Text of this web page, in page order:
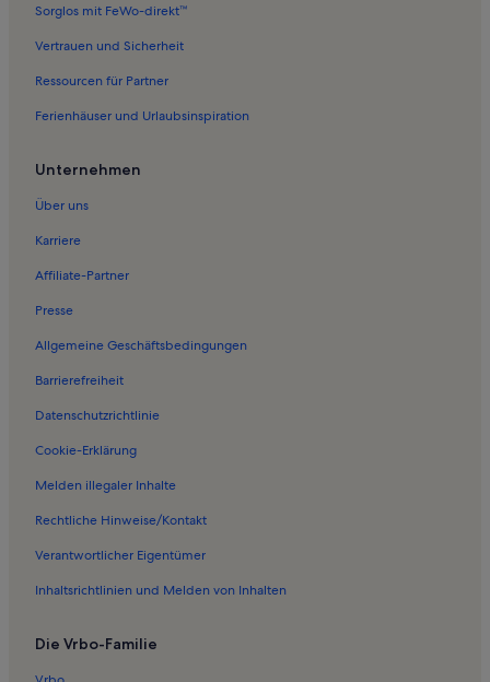
Ferienunterkünfte nahe Lauterbach
Ferienwohnungen in Theater Putbus
Ferienwohnungen in Ostseebad Baabe
Ferienwohnungen in Lauterbach
Ferienwohnungen in Siggermow
Ferienwohnungen in Gremmin
Ferienwohnungen in Freetz
Ferienwohnungen in Orangerie Putbus
Ferienwohnungen in Pirateninsel Rügen
Ferienwohnungen in Wreechen
Ferienwohnungen in Rügen
Ferienwohnungen in Neuendorf
Haustierfreundliche Ferienunterkünfte in Ralswiek
Sorglos mit FeWo-direkt™
Vertrauen und Sicherheit
Ressourcen für Partner
Ferienhäuser und Urlaubsinspiration
Unternehmen
Über uns
Karriere
Affiliate-Partner
Presse
Allgemeine Geschäftsbedingungen
Barrierefreiheit
Datenschutzrichtlinie
Cookie-Erklärung
Melden illegaler Inhalte
Rechtliche Hinweise/Kontakt
Verantwortlicher Eigentümer
Inhaltsrichtlinien und Melden von Inhalten
Die Vrbo-Familie